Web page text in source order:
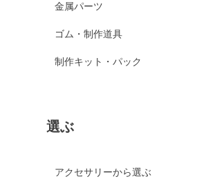
金属パーツ
ゴム・制作道具
制作キット・パック
選ぶ
アクセサリーから選ぶ